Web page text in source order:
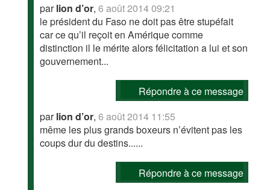
parlion d’or,6 août 2014 09:21
le président du Faso ne doit pas être stupéfait
car ce qu’il reçoit en Amérique comme
distinction il le mérite alors félicitation a lui et son
gouvernement...
Répondre à ce message
parlion d’or,6 août 2014 11:55
même les plus grands boxeurs n’évitent pas les
coups dur du destins......
Répondre à ce message